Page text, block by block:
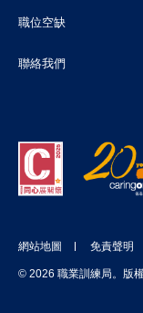
職位空缺
聯絡我們
網站地圖 免責聲明
© 2026 職業訓練局。版